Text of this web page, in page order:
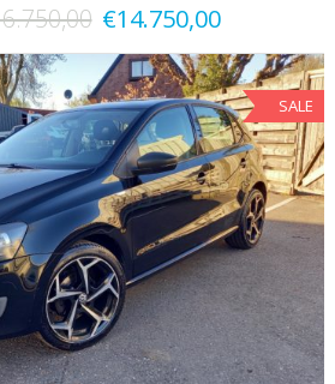
€14.750,00
SALE